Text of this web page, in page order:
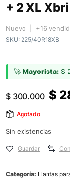
+ 2 XL Xbri
Nuevo | +16
SKU: 225/40R18XB
🚀 Mayorista: $
$300.000 $
Agotado
Sin existencias
Guardar
Categoría: Llantas